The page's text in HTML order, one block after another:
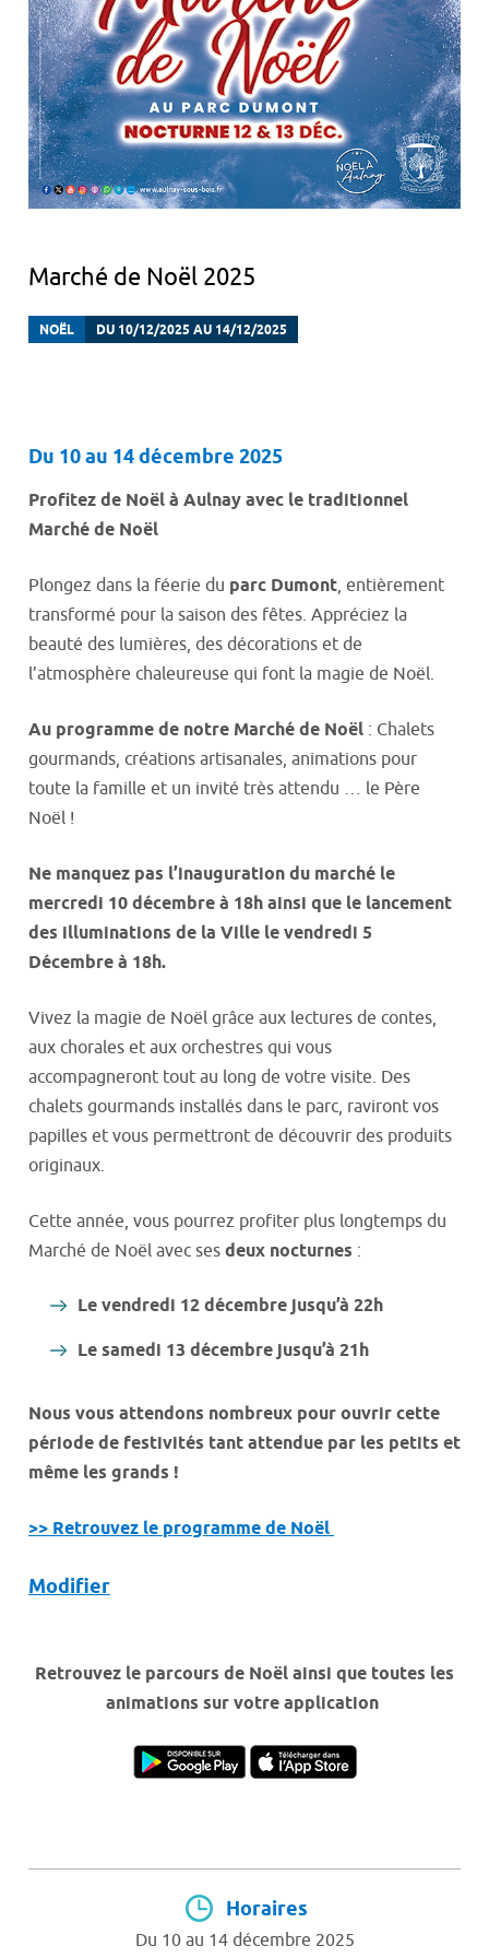
Marché de Noël 2025
NOËL DU 10/12/2025 AU 14/12/2025
Du 10 au 14 décembre 2025
Profitez de Noël à Aulnay avec le traditionnel
Marché de Noël
Plongez dans la féerie du parc Dumont, entièrement
transformé pour la saison des fêtes. Appréciez la
beauté des lumières, des décorations et de
l’atmosphère chaleureuse qui font la magie de Noël.
Au programme de notre Marché de Noël : Chalets
gourmands, créations artisanales, animations pour
toute la famille et un invité très attendu … le Père
Noël !
Ne manquez pas l’inauguration du marché le
mercredi 10 décembre à 18h ainsi que le lancement
des illuminations de la Ville le vendredi 5
Décembre à 18h.
Vivez la magie de Noël grâce aux lectures de contes,
aux chorales et aux orchestres qui vous
accompagneront tout au long de votre visite. Des
chalets gourmands installés dans le parc, raviront vos
papilles et vous permettront de découvrir des produits
originaux.
Cette année, vous pourrez profiter plus longtemps du
Marché de Noël avec ses deux nocturnes :
Le vendredi 12 décembre jusqu’à 22h
Le samedi 13 décembre jusqu’à 21h
Nous vous attendons nombreux pour ouvrir cette
période de festivités tant attendue par les petits et
même les grands !
>> Retrouvez le programme de Noël
Modifier
Retrouvez le parcours de Noël ainsi que toutes les
animations sur votre application
Horaires
Du 10 au 14 décembre 2025